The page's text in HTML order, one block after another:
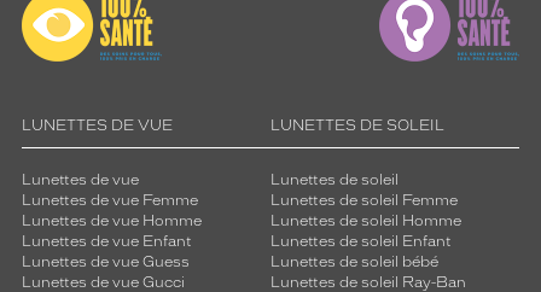
LUNETTES DE VUE
Lunettes de vue
Lunettes de vue Femme
Lunettes de vue Homme
Lunettes de vue Enfant
Lunettes de vue Guess
Lunettes de vue Gucci
LUNETTES DE SOLEIL
Lunettes de soleil
Lunettes de soleil Femme
Lunettes de soleil Homme
Lunettes de soleil Enfant
Lunettes de soleil bébé
Lunettes de soleil Ray-Ban